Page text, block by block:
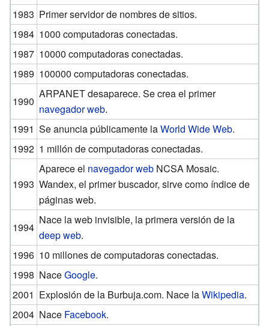
1983 Primer servidor de nombres de sitios.
1984 1000 computadoras conectadas.
1987 10000 computadoras conectadas.
1989 100000 computadoras conectadas.
1990
ARPANET desaparece. Se crea el primer
navegador web.
1991 Se anuncia públicamente laWorld Wide Web.
1992 1 millón de computadoras conectadas.
1993
Aparece el navegador web NCSA Mosaic.
Wandex, el primer buscador, sirve como índice de
páginas web.
1994
Nace la web invisible, la primera versión de la
deep web.
1996 10 millones de computadoras conectadas.
1998 NaceGoogle.
2001 Explosión de la Burbuja.com. Nace laWikipedia.
2004 Nace Facebook.